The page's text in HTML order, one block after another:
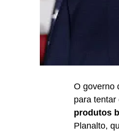
O governo
para tentar
produtos
Planalto,